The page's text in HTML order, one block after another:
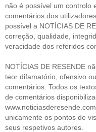
não é possível um controlo
comentários dos
possível a NOTÍCIAS DE
correção, qualidade,
veracidade dos referidos
NOTÍCIAS DE RESENDE
teor difamatório, ofensivo
comentários. Todos os
de comentários
unicamente os pontos de
seus respetivos autores.